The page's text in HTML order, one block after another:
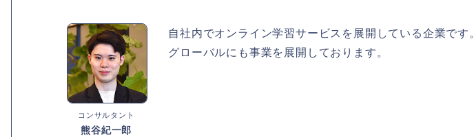
コンサルタント
熊谷紀一郎
自社内でオンライン学習サービスを展開している企業です。
グローバルにも事業を展開しております。